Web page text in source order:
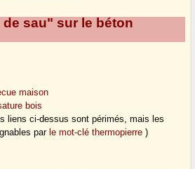
sau" sur le béton
maison
bois
liens ci-dessus sont périmés, mais les
par le mot-clé thermopierre )